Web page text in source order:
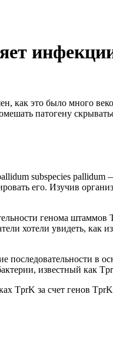
как это было много
патогену
subspecies pallidum
его. Изучив
генома
хотели увидеть,
последовательности
известный как
TprK за счет генов